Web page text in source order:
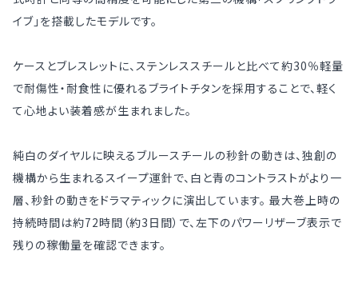
イブ」を搭載したモデルです。
ケースとブレスレットに、ステンレススチールと比べて約30％軽量
で耐傷性・耐食性に優れるブライトチタンを採用することで、軽く
て心地よい装着感が生まれました。
純白のダイヤルに映えるブルースチールの秒針の動きは、独創の
機構から生まれるスイープ運針で、白と青のコントラストがより一
層、秒針の動きをドラマティックに演出しています。 最大巻上時の
持続時間は約72時間（約3日間）で、左下のパワーリザーブ表示で
残りの稼働量を確認できます。